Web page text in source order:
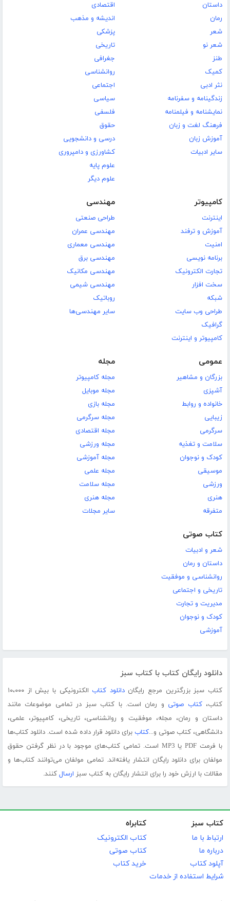
داستان
رمان
شعر
شعر نو
طنز
کمیک
نثر ادبی
زندگینامه و سفرنامه
نمایشنامه و فیلمنامه
فرهنگ لغت و زبان
آموزش زبان
سایر ادبیات
اقتصادی
اندیشه و مذهب
پزشکی
تاریخی
جغرافی
روانشناسی
اجتماعی
سیاسی
فلسفی
حقوق
درسی و دانشجویی
کشاورزی و دامپروری
علوم پایه
علوم دیگر
کامپیوتر
اینترنت
آموزش و ترفند
امنیت
برنامه نویسی
تجارت الکترونیک
سخت افزار
شبکه
طراحی وب سایت
گرافیک
کامپیوتر و اینترنت
مهندسی
طراحی صنعتی
مهندسی عمران
مهندسی معماری
مهندسی برق
مهندسی مکانیک
مهندسی شیمی
روباتیک
سایر مهندسی‌ها
عمومی
بزرگان و مشاهیر
آشپزی
خانواده و روابط
زیبایی
سرگرمی
سلامت و تغذیه
کودک و نوجوان
موسیقی
ورزشی
هنری
متفرقه
مجله
مجله کامپیوتر
مجله موبایل
مجله بازی
مجله سرگرمی
مجله اقتصادی
مجله ورزشی
مجله آموزشی
مجله علمی
مجله سلامت
مجله هنری
سایر مجلات
کتاب صوتی
شعر و ادبیات
داستان و رمان
روانشناسی و موفقیت
تاریخی و اجتماعی
مدیریت و تجارت
کودک و نوجوان
آموزشی
دانلود رایگان کتاب با کتاب سبز
کتاب سبز بزرگترین مرجع رایگاندانلود کتاب
الکترونیکی با بیش از ۱۰،۰۰۰
کتاب،کتاب صوتی و رمان است. با کتاب سبز در تمامی موضوعات مانند
داستان و رمان، مجله، موفقیت و روانشناسی، تاریخی، کامپیوتر، علمی،
دانشگاهی، کتاب صوتی و...کتاب برای دانلود قرار داده شده است. دانلود کتاب‌ها
با فرمت PDF یا MP3 است. تمامی کتاب‌های موجود با در نظر گرفتن حقوق
مولفان برای دانلود رایگان انتشار یافته‌اند. تمامی مولفان می‌توانند کتاب‌ها و
مقالات با ارزش خود را برای انتشار رایگان به کتاب سبز ارسال کنند.
کتاب سبز
ارتباط با ما
درباره ما
آپلود کتاب
شرایط استفاده از خدمات
کتابراه
کتاب الکترونیک
کتاب صوتی
خرید کتاب